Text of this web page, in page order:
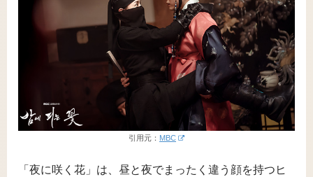
引用元： MBC
「夜に咲く花」は、昼と夜でまったく違う顔を持つヒ